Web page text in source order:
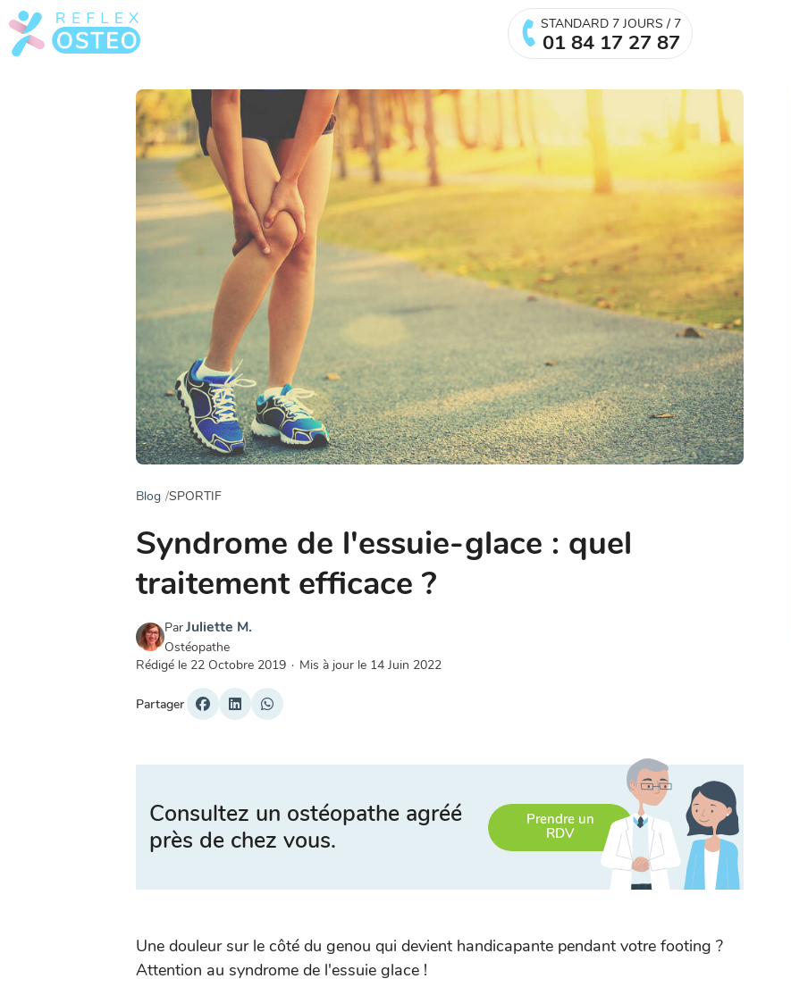
STANDARD 7 JOURS / 7
01 84 17 27 87
Blog SPORTIF
Syndrome de l'essuie-glace : quel
traitement efficace ?
ParJuliette M.
Ostéopathe
Rédigé le 22 Octobre 2019 · Mis à jour le 14 Juin 2022
Partager
Consultez un ostéopathe agréé
près de chez vous.
Prendre un
RDV
Une douleur sur le côté du genou qui devient handicapante pendant votre footing ?
Attention au syndrome de l'essuie glace !